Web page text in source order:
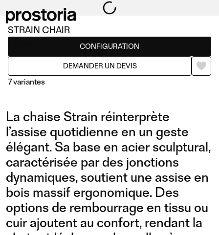
STRAIN CHAIR
CONFIGURATION
DEMANDER UN DEVIS
7 variantes
CHAIR CHAIR WITH CUSHION
La chaise Strain réinterprète
l’assise quotidienne en un geste
élégant. Sa base en acier sculptural,
caractérisée par des jonctions
dynamiques, soutient une assise en
bois massif ergonomique. Des
options de rembourrage en tissu ou
cuir ajoutent au confort, rendant la